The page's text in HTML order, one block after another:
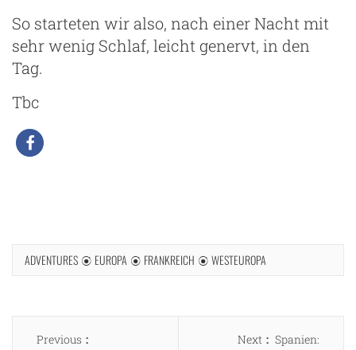
So starteten wir also, nach einer Nacht mit
sehr wenig Schlaf, leicht genervt, in den
Tag.
Tbc
ADVENTURES EUROPA FRANKREICH WESTEUROPA
Beitragsnavigation
Previous Next Next
Spanien: